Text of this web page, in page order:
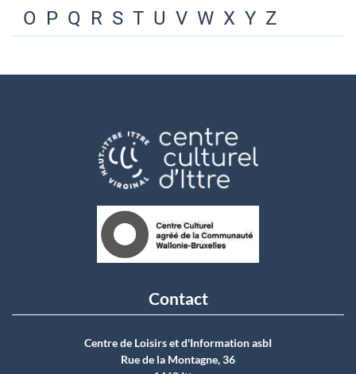
O P Q R S T U V W X Y Z
Contact
Centre de Loisirs et d'Information asbI
Rue de la Montagne, 36